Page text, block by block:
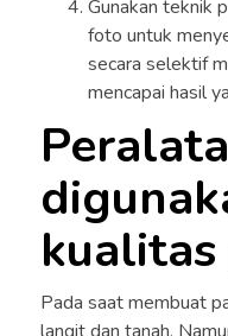
Gunakan teknik
foto untuk
secara selektif
mencapai hasil
Pada saat membuat